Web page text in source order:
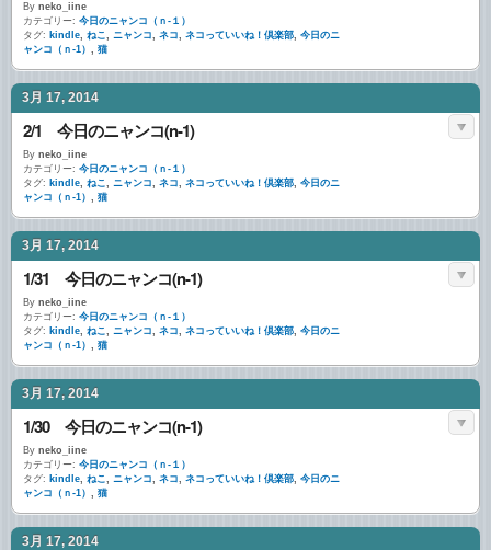
By neko_iine
カテゴリー: 今日のニャンコ（ｎ-１）
タグ: kindle, ねこ, ニャンコ, ネコ, ネコっていいね！倶楽部, 今日のニ
ャンコ（ｎ-1） , 猫
3月 17, 2014
2/1 今日のニャンコ(n-1)
By neko_iine
カテゴリー: 今日のニャンコ（ｎ-１）
タグ: kindle, ねこ, ニャンコ, ネコ, ネコっていいね！倶楽部, 今日のニ
ャンコ（ｎ-1） , 猫
3月 17, 2014
1/31 今日のニャンコ(n-1)
By neko_iine
カテゴリー: 今日のニャンコ（ｎ-１）
タグ: kindle, ねこ, ニャンコ, ネコ, ネコっていいね！倶楽部, 今日のニ
ャンコ（ｎ-1） , 猫
3月 17, 2014
1/30 今日のニャンコ(n-1)
By neko_iine
カテゴリー: 今日のニャンコ（ｎ-１）
タグ: kindle, ねこ, ニャンコ, ネコ, ネコっていいね！倶楽部, 今日のニ
ャンコ（ｎ-1） , 猫
3月 17, 2014